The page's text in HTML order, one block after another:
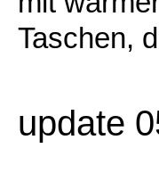
Taschen,
update